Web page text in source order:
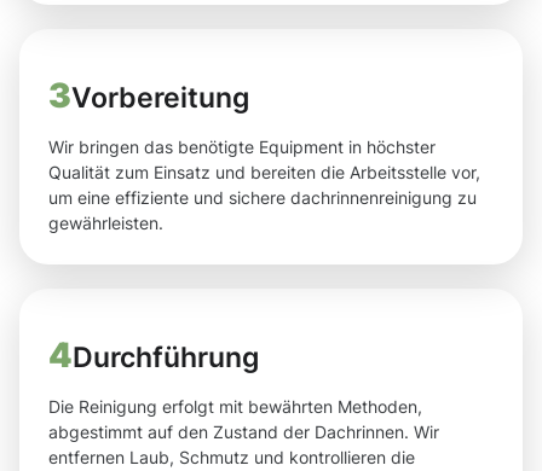
3Vorbereitung
Wir bringen das benötigte Equipment in höchster
Qualität zum Einsatz und bereiten die Arbeitsstelle vor,
um eine effiziente und sichere dachrinnenreinigung zu
gewährleisten.
4Durchführung
Die Reinigung erfolgt mit bewährten Methoden,
abgestimmt auf den Zustand der Dachrinnen. Wir
entfernen Laub, Schmutz und kontrollieren die